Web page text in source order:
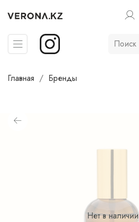
Главная Бренды
Нет в наличии